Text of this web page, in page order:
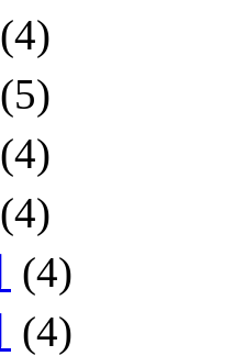
(4)
(5)
(4)
(4)
(4)
(4)